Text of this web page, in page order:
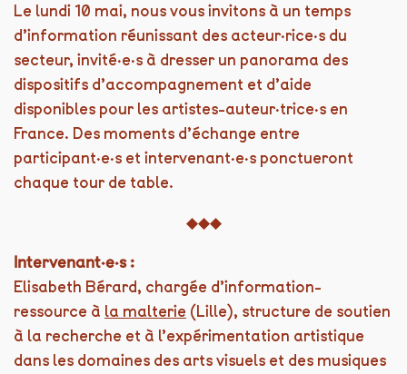
Le lundi 10 mai, nous vous invitons à un temps
d’information réunissant des acteur·rice·s du
secteur, invité·e·s à dresser un panorama des
dispositifs d’accompagnement et d’aide
disponibles pour les artistes-auteur·trice·s en
France. Des moments d’échange entre
participant·e·s et intervenant·e·s ponctueront
chaque tour de table.
◆◆◆
Intervenant·e·s :
Elisabeth Bérard, chargée d’information-
ressource à la malterie (Lille), structure de soutien
à la recherche et à l’expérimentation artistique
dans les domaines des arts visuels et des musiques